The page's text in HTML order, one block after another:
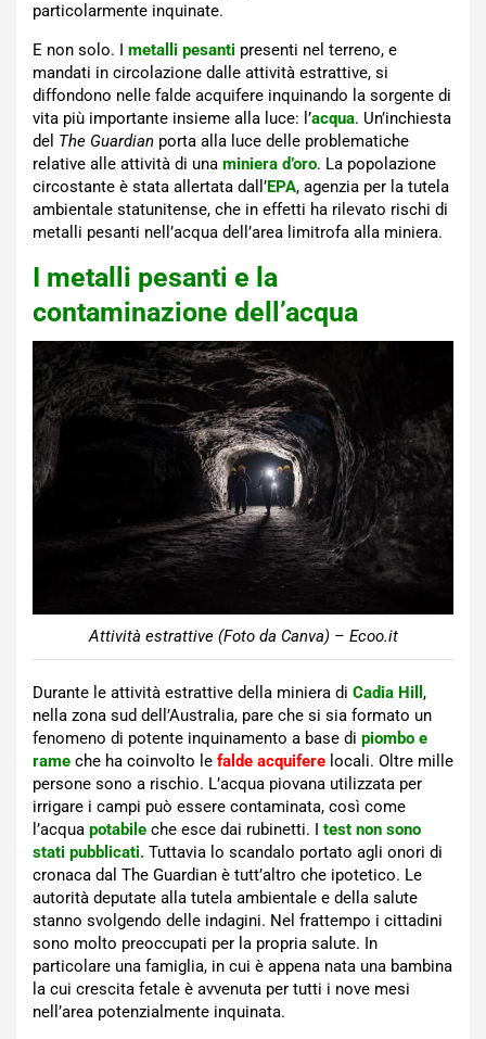
particolarmente inquinate.
E non solo. I metalli pesanti presenti nel terreno, e
mandati in circolazione dalle attività estrattive, si
diffondono nelle falde acquifere inquinando la sorgente di
vita più importante insieme alla luce: l’acqua. Un’inchiesta
del The Guardian porta alla luce delle problematiche
relative alle attività di una miniera d’oro. La popolazione
circostante è stata allertata dall’EPA, agenzia per la tutela
ambientale statunitense, che in effetti ha rilevato rischi di
metalli pesanti nell’acqua dell’area limitrofa alla miniera.
I metalli pesanti e la
contaminazione dell’acqua
Attività estrattive (Foto da Canva) – Ecoo.it
Durante le attività estrattive della miniera di Cadia Hill ,
nella zona sud dell’Australia, pare che si sia formato un
fenomeno di potente inquinamento a base di piombo e
rame che ha coinvolto le falde acquifere locali. Oltre mille
persone sono a rischio. L’acqua piovana utilizzata per
irrigare i campi può essere contaminata, così come
l’acqua potabile che esce dai rubinetti. I test non sono
stati pubblicati. Tuttavia lo scandalo portato agli onori di
cronaca dal The Guardian è tutt’altro che ipotetico. Le
autorità deputate alla tutela ambientale e della salute
stanno svolgendo delle indagini. Nel frattempo i cittadini
sono molto preoccupati per la propria salute. In
particolare una famiglia, in cui è appena nata una bambina
la cui crescita fetale è avvenuta per tutti i nove mesi
nell’area potenzialmente inquinata.